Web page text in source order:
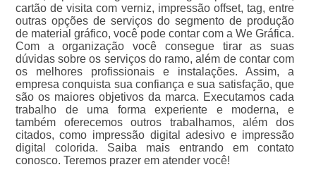
cartão de visita com verniz, impressão offset, tag, entre
outras opções de serviços do segmento de produção
de material gráfico, você pode contar com a We Gráfica.
Com a organização você consegue tirar as suas
dúvidas sobre os serviços do ramo, além de contar com
os melhores profissionais e instalações. Assim, a
empresa conquista sua confiança e sua satisfação, que
são os maiores objetivos da marca. Executamos cada
trabalho de uma forma experiente e moderna, e
também oferecemos outros trabalhamos, além dos
citados, como impressão digital adesivo e impressão
digital colorida. Saiba mais entrando em contato
conosco. Teremos prazer em atender você!